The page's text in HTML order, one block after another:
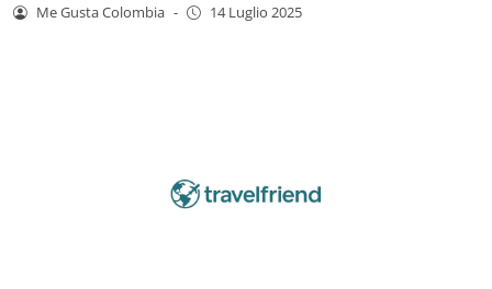
Me Gusta Colombia - 14 Luglio 2025